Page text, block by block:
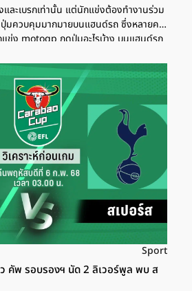
และเบรกเท่านั้น แต่นักแข่งต้องทำงานร่วม
ปุ่มควบคุมมากมายบนแฮนด์รถ ซึ่งหลายคน
แข่ง motogp กดปุ่มอะไรบ้าง บนแฮนด์รถ
รู้จักกับทุกปุ่มสำคัญบนแฮนด์รถมอเตอร์
ว่างการแข่งขันที่ความเร็วสูงถึง 350
ข่ง motogp กดปุ่มอะไรบ้าง บนแฮนด์รถ
จะมีปุ่มกดและสวิตช์ต่าง ๆ เพิ่มเติมจากรถ
วนปุ่มและตำแหน่งอาจแตกต่างกันไปตาม
ต่หลัก ๆ แล้วจะแบ่งเป็นปุ่มกดทางฝั่งซ้าย
วกในการใช้งานด้วยนิ้วโป้งหรือนิ้วชี้ ซึ่งทำ
นักแข่ง motogp กดปุ่มอะไรบ้าง แต่ละ
บคุมฝั่งซ้ายของแฮนด์รถแข่ง MotoGP
วบคุมสำคัญหลายปุ่ม โดยแบ่งประเภทการ
ปุ่ม Power Mode โหมดกำลัง ปุ่มสีแดง
ารทำงานของเครื่องยนต์ โดยในฤดูกาล
บให้มี 4 ระดับมาตรฐาน ได้แก่ P0 กำลัง
/ควบคุมง่าย, P2 โหมดประหยัดน้ำมันและ
Sport
ว คัพ รอบรองฯ นัด 2 ลิเวอร์พูล พบ ส